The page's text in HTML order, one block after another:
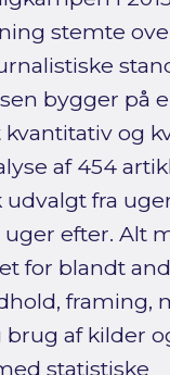
stemte
bygger på
og
af 454
udvalgt fra
efter. Alt
for blandt
framing,
brug af kilder
statistiske